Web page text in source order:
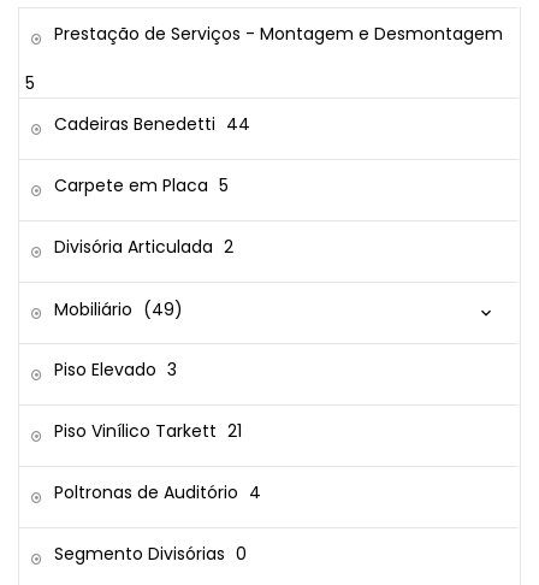
Prestação de Serviços - Montagem e Desmontagem
5
Cadeiras Benedetti 44
Carpete em Placa 5
Divisória Articulada 2
Mobiliário (49)
Piso Elevado 3
Piso Vinílico Tarkett 21
Poltronas de Auditório 4
Segmento Divisórias 0